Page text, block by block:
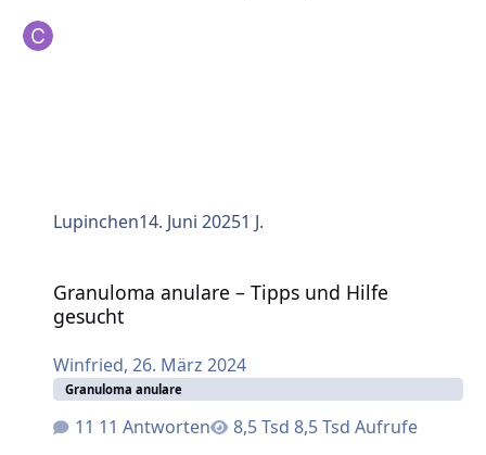
Lupinchen14. Juni 20251 J.
Granuloma anulare – Tipps und Hilfe
gesucht
Winfried, 26. März 2024
Granuloma anulare
11 Antworten 8,5 Tsd Aufrufe